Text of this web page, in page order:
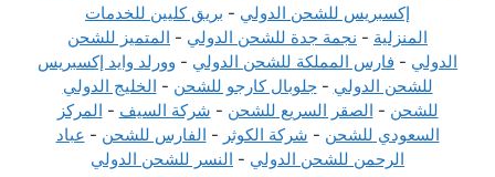
إكسبريس للشحن الدولي - بريق كليين للخدمات
المنزلية - نجمة جدة للشحن الدولي - المتميز للشحن
الدولي - فارس المملكة للشحن الدولي - وورلد وايد إكسبريس
للشحن الدولي -جلوبال كارجو للشحن - الخليج الدولي
للشحن - الصقر السريع للشحن - شركة السيف - المركز
السعودي للشحن - شركة الكوثر - الفارس للشحن - عباد
الرحمن للشحن الدولي - النسر للشحن الدولي